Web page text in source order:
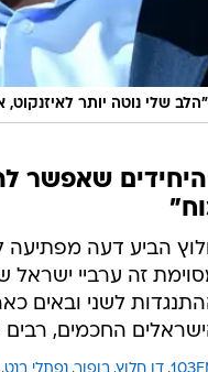
"הלב שלי נוטה יותר
שאפשר
הביע דעה מפתיעה
זה ערביי ישראל
לשני ובאים
החכמים,
דן חלוץ בופור נפתלי בנט